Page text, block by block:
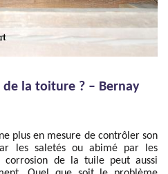
la toiture ? – Bernay
plus en mesure de contrôler son
les saletés ou abimé par les
corrosion de la tuile peut aussi